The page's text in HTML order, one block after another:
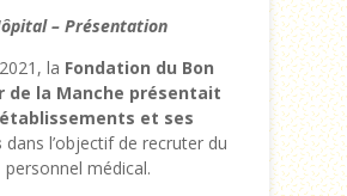
– Présentation
la Fondation du Bon
de la Manche présentait
et ses
dans l’objectif de recruter du
personnel médical.